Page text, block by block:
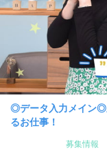
◎データ入力メイン◎
るお仕事！
募集情報